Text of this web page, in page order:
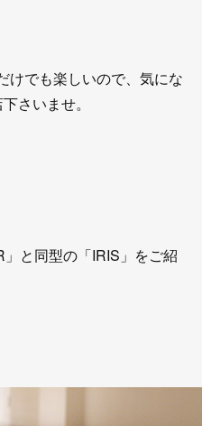
けでも楽しいので、気にな
さいませ。
と同型の「IRIS」をご紹